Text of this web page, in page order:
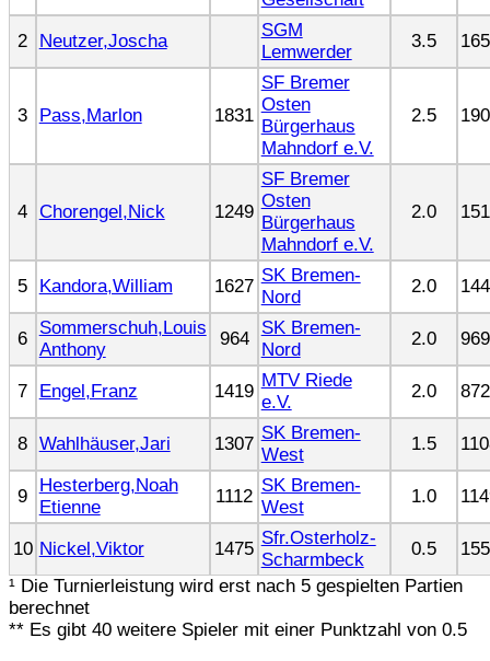
2 Neutzer,Joscha
SGM
Lemwerder
3.5
3 Pass,Marlon 1831
SF Bremer
Osten
Bürgerhaus
Mahndorf e.V.
2.5
4 Chorengel,Nick 1249
SF Bremer
Osten
Bürgerhaus
Mahndorf e.V.
2.0
5 Kandora,William 1627
SK Bremen-
Nord
2.0
6
Sommerschuh,Louis
Anthony
964
SK Bremen-
Nord
2.0 969
7 Engel,Franz 1419
MTV Riede
e.V.
2.0 872
8 Wahlhäuser,Jari 1307
SK Bremen-
West
1.5
9
Hesterberg,Noah
Etienne
1112
SK Bremen-
West
1.0
10 Nickel,Viktor 1475
Sfr.Osterholz-
Scharmbeck
0.5
¹ Die Turnierleistung wird erst nach 5 gespielten Partien
berechnet
** Es gibt 40 weitere Spieler mit einer Punktzahl von 0.5